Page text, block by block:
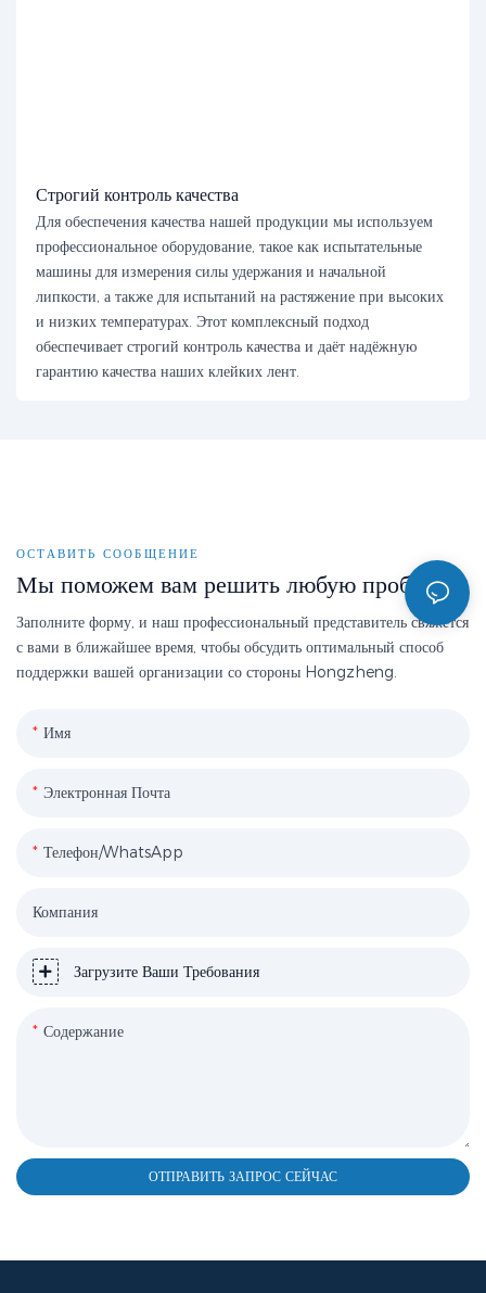
Строгий контроль качества
Для обеспечения качества нашей продукции мы используем
профессиональное оборудование, такое как испытательные
машины для измерения силы удержания и начальной
липкости, а также для испытаний на растяжение при высоких
и низких температурах. Этот комплексный подход
обеспечивает строгий контроль качества и даёт надёжную
гарантию качества наших клейких лент.
ОСТАВИТЬ СООБЩЕНИЕ
Мы поможем вам решить любую проблему
Заполните форму, и наш профессиональный представитель свяжется
с вами в ближайшее время, чтобы обсудить оптимальный способ
поддержки вашей организации со стороны Hongzheng.
Имя
Электронная Почта
Телефон/WhatsApp
Компания
Загрузите Ваши Требования
Содержание
ОТПРАВИТЬ ЗАПРОС СЕЙЧАС